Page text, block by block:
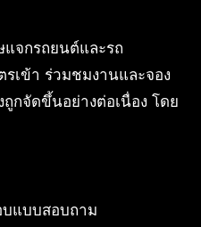
จกรถยนต์และรถ
เข้า ร่วมชมงานและจอง
กจัดขึ้นอย่างต่อเนื่อง โดย
แบบสอบถาม